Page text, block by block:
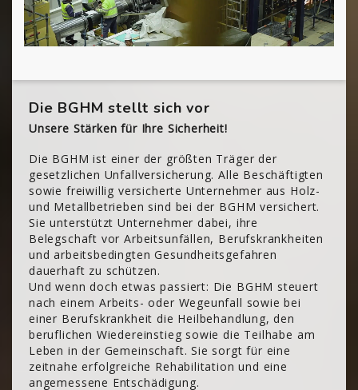
Die BGHM stellt sich vor
Unsere Stärken für Ihre Sicherheit!
Die BGHM ist einer der größten Träger der
gesetzlichen Unfallversicherung. Alle Beschäftigten
sowie freiwillig versicherte Unternehmer aus Holz-
und Metallbetrieben sind bei der BGHM versichert.
Sie unterstützt Unternehmer dabei, ihre
Belegschaft vor Arbeitsunfällen, Berufskrankheiten
und arbeitsbedingten Gesundheitsgefahren
dauerhaft zu schützen.
Und wenn doch etwas passiert: Die BGHM steuert
nach einem Arbeits- oder Wegeunfall sowie bei
einer Berufskrankheit die Heilbehandlung, den
beruflichen Wiedereinstieg sowie die Teilhabe am
Leben in der Gemeinschaft. Sie sorgt für eine
zeitnahe erfolgreiche Rehabilitation und eine
angemessene Entschädigung.